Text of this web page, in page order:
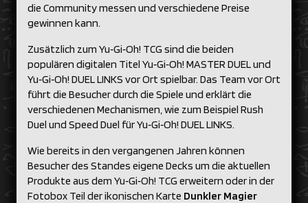
die Community messen und verschiedene Preise
gewinnen kann.
Zusätzlich zum Yu‑Gi‑Oh! TCG sind die beiden
populären digitalen Titel Yu‑Gi‑Oh! MASTER DUEL und
Yu‑Gi‑Oh! DUEL LINKS vor Ort spielbar. Das Team vor Ort
führt die Besucher durch die Spiele und erklärt die
verschiedenen Mechanismen, wie zum Beispiel Rush
Duel und Speed Duel für Yu‑Gi‑Oh! DUEL LINKS.
Wie bereits in den vergangenen Jahren können
Besucher des Standes eigene Decks um die aktuellen
Produkte aus dem Yu‑Gi‑Oh! TCG erweitern oder in der
Fotobox Teil der ikonischen Karte Dunkler Magier